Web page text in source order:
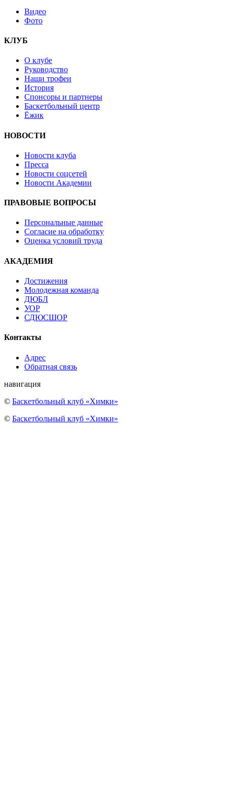
Видео
Фото
КЛУБ
О клубе
Руководство
Наши трофеи
История
Спонсоры и партнеры
Баскетбольный центр
Ёжик
НОВОСТИ
Новости клуба
Пресса
Новости соцсетей
Новости Академии
ПРАВОВЫЕ ВОПРОСЫ
Персональные данные
Согласие на обработку
Оценка условий труда
АКАДЕМИЯ
Достижения
Молодежная команда
ДЮБЛ
УОР
СДЮСШОР
Контакты
Адрес
Обратная связь
навигация
© Баскетбольный клуб «Химки»
© Баскетбольный клуб «Химки»